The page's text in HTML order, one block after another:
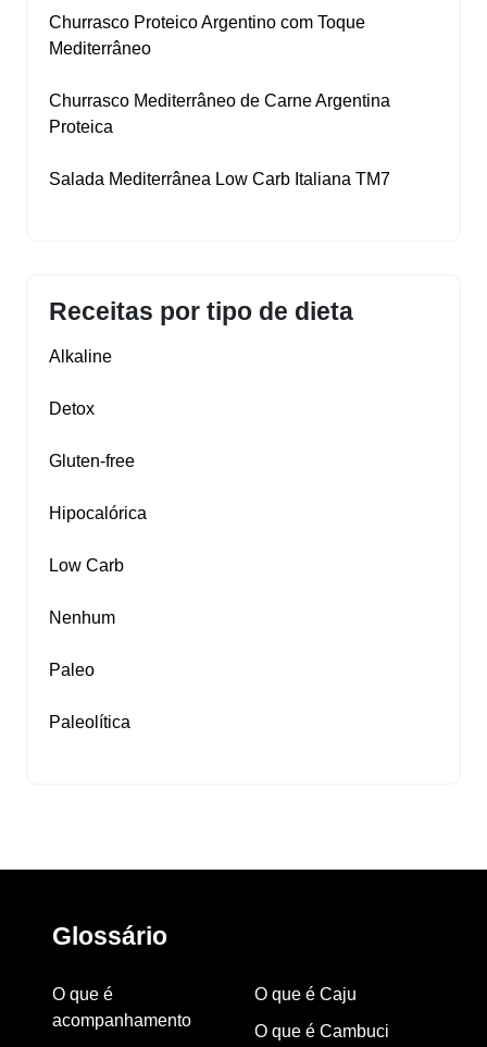
Churrasco Proteico Argentino com Toque
Mediterrâneo
Churrasco Mediterrâneo de Carne Argentina
Proteica
Salada Mediterrânea Low Carb Italiana TM7
Receitas por tipo de dieta
Alkaline
Detox
Gluten‑free
Hipocalórica
Low Carb
Nenhum
Paleo
Paleolítica
Glossário
O que é
acompanhamento
O que é Caju
O que é Cambuci